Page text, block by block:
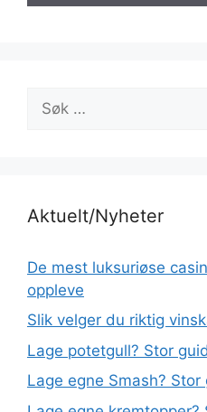
etter:
Aktuelt/Nyheter
De mest luksuriøse
oppleve
Slik velger du riktig
Lage potetgull? Stor
Lage egne Smash?